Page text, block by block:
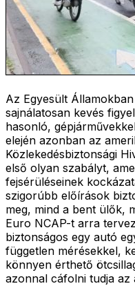
Az Egyesült
sajnálatosan kevés
hasonló,
elején azonban az
Közlekedésbiztonsági
első olyan szabályt,
fejsérüléseinek
szigorúbb előírások
meg, mind a bent ülők,
Euro NCAP-t arra
biztonságos egy autó
független mérésekkel,
könnyen érthető
azonnal cáfolni tudja az